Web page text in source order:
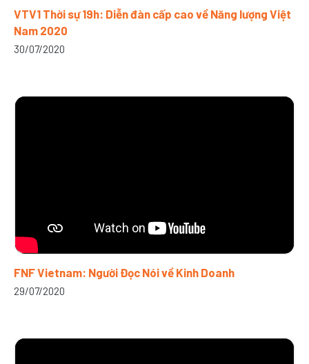
VTV1 Thời sự 19h: Diễn đàn cấp cao về Năng lượng Việt
Nam 2020
30/07/2020
FNF Vietnam: Người Đọc Nói về Kinh Doanh
29/07/2020